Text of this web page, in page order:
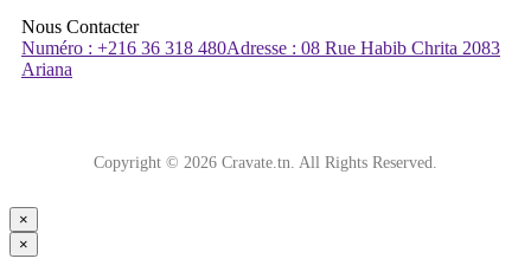
Nous Contacter
Numéro : +216 36 318 480Adresse : 08 Rue Habib Chrita 2083
Ariana
Copyright © 2026 Cravate.tn. All Rights Reserved.
×
×